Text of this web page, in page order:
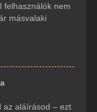
felhasználók nem
másvalaki
az aláírásod – ezt